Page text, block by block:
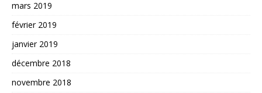
mars 2019
février 2019
janvier 2019
décembre 2018
novembre 2018